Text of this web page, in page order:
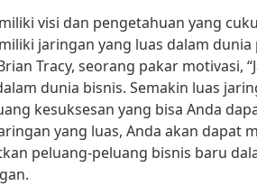
visi dan pengetahuan yang
jaringan yang luas dalam dunia
Tracy, seorang pakar motivasi,
dunia bisnis. Semakin luas
kesuksesan yang bisa Anda
yang luas, Anda akan dapat
peluang-peluang bisnis baru